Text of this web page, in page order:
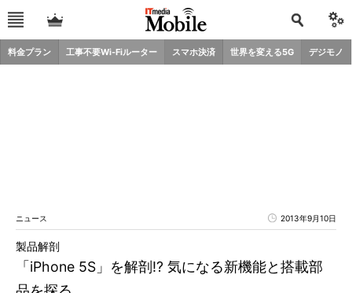
料金プラン 工事不要Wi-Fiルーター スマホ決済 世界を変える5G デジモノ
ニュース 2013年9月10日
「iPhone 5S」を解剖!? 気になる新機能と搭載部
製品解剖